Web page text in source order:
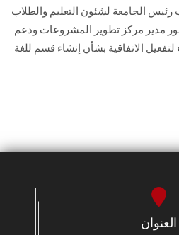
رئيس الجامعة لشئون التعليم والطلاب
مدير مركز تطوير المشروعات ودعم
لتفعيل الاتفاقية بشأن إنشاء قسم للغة
العنوان